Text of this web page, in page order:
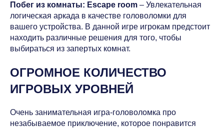
Побег из комнаты: Escape room – Увлекательная
логическая аркада в качестве головоломки для
вашего устройства. В данной игре игрокам предстоит
находить различные решения для того, чтобы
выбираться из запертых комнат.
ОГРОМНОЕ КОЛИЧЕСТВО
ИГРОВЫХ УРОВНЕЙ
Очень занимательная игра-головоломка про
незабываемое приключение, которое понравится